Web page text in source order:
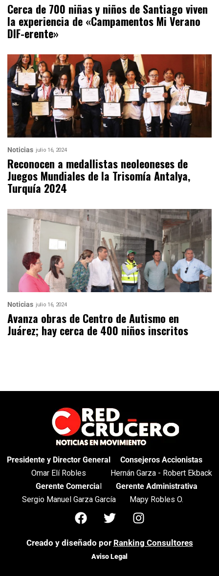
Cerca de 700 niñas y niños de Santiago viven
la experiencia de «Campamentos Mi Verano
DIF-erente»
Noticias julio 16, 2024
Reconocen a medallistas neoleoneses de
Juegos Mundiales de la Trisomía Antalya,
Turquía 2024
Noticias julio 16, 2024
Avanza obras de Centro de Autismo en
Juárez; hay cerca de 400 niños inscritos
Presidente y Director General
Omar Elí Robles
Consejeros Accionistas
Hernán Garza - Robert Ekback
Gerente Comercial
Sergio Manuel Garza García
Gerente Administrativa
Mapy Robles O.
Creado y diseñado por Ranking Consultores
Aviso Legal